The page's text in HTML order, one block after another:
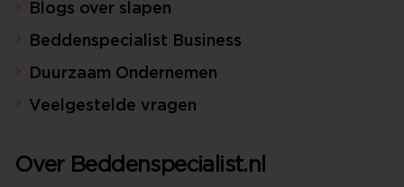
Blogs over slapen
Beddenspecialist Business
Duurzaam Ondernemen
Veelgestelde vragen
Over Beddenspecialist.nl